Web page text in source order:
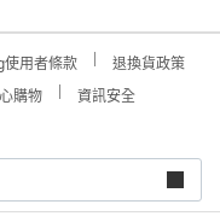
用者條款
退換貨政策
購物
資訊安全